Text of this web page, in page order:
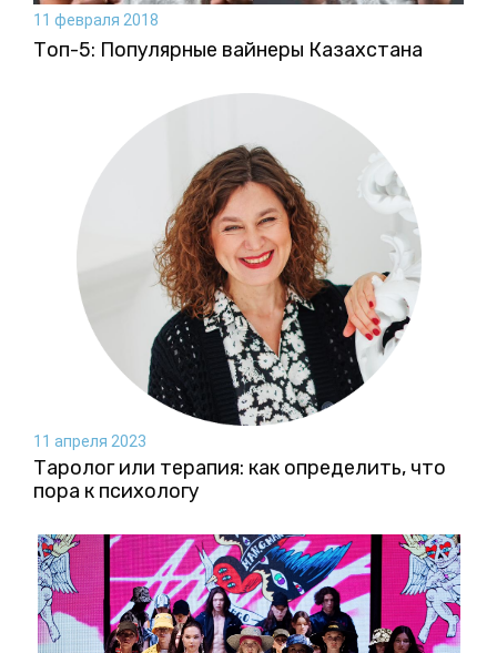
11 февраля 2018
Топ-5: Популярные вайнеры Казахстана
11 апреля 2023
Таролог или терапия: как определить, что
пора к психологу